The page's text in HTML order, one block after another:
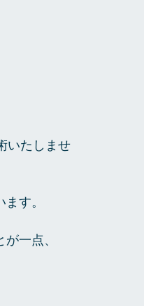
いたしませ
す。
一点、